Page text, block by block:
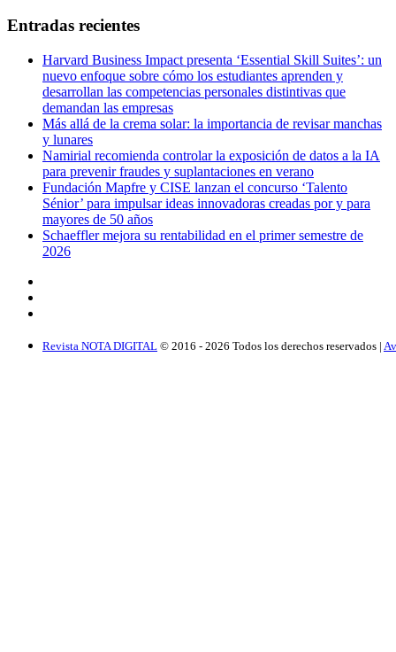
Entradas recientes
Harvard Business Impact presenta ‘Essential Skill Suites’: un
nuevo enfoque sobre cómo los estudiantes aprenden y
desarrollan las competencias personales distintivas que
demandan las empresas
Más allá de la crema solar: la importancia de revisar manchas
y lunares
Namirial recomienda controlar la exposición de datos a la IA
para prevenir fraudes y suplantaciones en verano
Fundación Mapfre y CISE lanzan el concurso ‘Talento
Sénior’ para impulsar ideas innovadoras creadas por y para
mayores de 50 años
Schaeffler mejora su rentabilidad en el primer semestre de
2026
Revista NOTA DIGITAL © 2016 - 2026 Todos los derechos reservados |